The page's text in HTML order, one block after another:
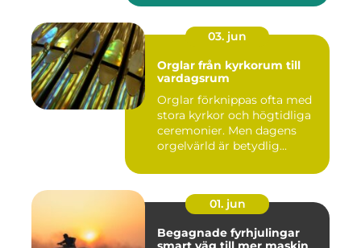
03. jun
Orglar från kyrkorum till
vardagsrum
Orglar förknippas ofta med
stora kyrkor och högtidliga
ceremonier. Men dagens
orgelvärld är betydlig...
01. jun
Begagnade fyrhjulingar